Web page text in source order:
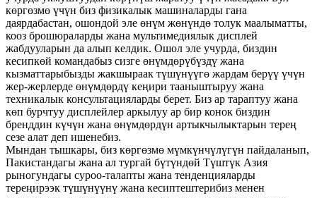
көргөзмө үчүн биз физикалык машиналарды гана
даярдабастан, ошондой эле өнүм жөнүндө толук маалыматты,
кооз брошюраларды жана мультимедиялык дисплей
жабдууларын да алып келдик. Ошол эле учурда, биздин
кесипкөй командабыз сизге өнүмдөрүбүздү жана
кызматтарыбызды жакшыраак түшүнүүгө жардам берүү үчүн
жер-жерлерде өнүмдөрдү кеңири тааныштыруу жана
техникалык консультацияларды берет. Биз ар тараптуу жана
көп бурчтуу дисплейлер аркылуу ар бир конок биздин
бренддин күчүн жана өнүмдөрдүн артыкчылыктарын терең
сезе алат деп ишенебиз.
Мындан тышкары, биз көргөзмө мүмкүнчүлүгүн пайдаланып,
Пакистандагы жана ал тургай бүтүндөй Түштүк Азия
рыногундагы суроо-талапты жана тенденцияларды
тереңирээк түшүнүүнү жана кесиптештерибиз менен